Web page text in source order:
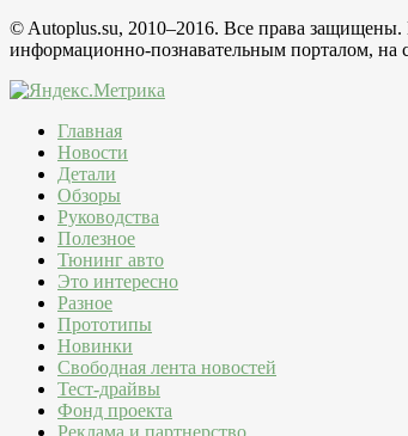
© Autoplus.su, 2010–2016. Все права
информационно-познавательным порталом, на
Главная
Новости
Детали
Обзоры
Руководства
Полезное
Тюнинг авто
Это интересно
Разное
Прототипы
Новинки
Свободная лента новостей
Тест-драйвы
Фонд проекта